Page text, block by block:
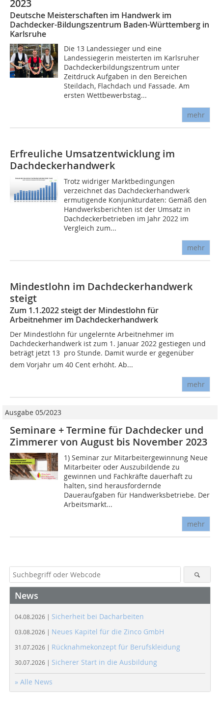
2023
Deutsche Meisterschaften im Handwerk im
Dachdecker-Bildungszentrum Baden-Württemberg in
Karlsruhe
Die 13 Landessieger und eine
Landessiegerin meisterten im Karlsruher
Dachdeckerbildungszentrum unter
Zeitdruck Aufgaben in den Bereichen
Steildach, Flachdach und Fassade. Am
ersten Wettbewerbstag...
mehr
Erfreuliche Umsatzentwicklung im
Dachdeckerhandwerk
Trotz widriger Marktbedingungen
verzeichnet das Dachdeckerhandwerk
ermutigende Konjunkturdaten: Gemäß den
Handwerksberichten ist der Umsatz in
Dachdeckerbetrieben im Jahr 2022 im
Vergleich zum...
mehr
Mindestlohn im Dachdeckerhandwerk
steigt
Zum 1.1.2022 steigt der Mindestlohn für
Arbeitnehmer im Dachdeckerhandwerk
Der Mindestlohn für ungelernte Arbeitnehmer im
Dachdeckerhandwerk ist zum 1. Januar 2022 gestiegen und
beträgt jetzt 13  pro Stunde. Damit wurde er gegenüber
dem Vorjahr um 40 Cent erhöht. Ab...
mehr
Ausgabe 05/2023
Seminare + Termine für Dachdecker und
Zimmerer von August bis November 2023
1) Seminar zur Mitarbeitergewinnung Neue
Mitarbeiter oder Auszubildende zu
gewinnen und Fachkräfte dauerhaft zu
halten, sind herausfordernde
Daueraufgaben für Handwerksbetriebe. Der
Arbeitsmarkt...
mehr
News
04.08.2026 | Sicherheit bei Dacharbeiten
03.08.2026 | Neues Kapitel für die Zinco GmbH
31.07.2026 | Rücknahmekonzept für Berufskleidung
30.07.2026 | Sicherer Start in die Ausbildung
» Alle News